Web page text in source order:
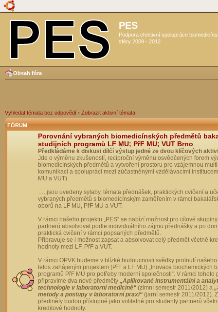
PES
Podpora efektivní spolupráce
sféry 2009 - 2012
Obsah fóra
Vyhledat témata bez odpovědí • Zobrazit aktivní témata
FÓRUM
Porovnání vybraných biomedicínských předmětů
studijních programů LF MU; PřF MU; VUT Brno
Předkládáme k diskusi dílčí výstup jedné ze dvou klíčových
Jde o výměnu zkušeností, reciproční výměnu osvědčených forem
biomedicínských předmětů a vytvoření prostoru pro vzájemnou
komunikaci a spolupráci mezi zúčastněnými vzdělávacími
MU a VUT).
…..jsou uvedeny sylaby, témata přednášek, praktických cvičení a
vybraných předmětů s biomedicínským zaměřením v rámci
oborů na LF MU, PřF MU a VUT.
V rámci našeho projektu „PES“ se nabízí možnost pro cílové
partnerů absolvovat podle individuálního zájmu přednášky a po
praktická cvičení v rámci popsaných předmětů.
Připravuje se i možnost zapsat a absolvovat celý předmět včetně
hodnoty mezi LF, PřF a VUT.
V rámci OPVK budeme v blízké budoucnosti svědky prolnutí
letos zahájeným projektem (PřF a LF MU) „Inovace biochemických
programů PřF MU pro potřeby moderní společnosti“. V rámci tohoto
připravíme dva nové předměty „Aplikované instrumentální a
technologie v laboratorní medicíně“ (zimní semestr 2011/2012) a
metody a postupy v laboratorní praxi“ (jarní semestr 2011/2012).
předměty budou přístupné jako volitelné pro studenty partnerů
kreditové hodnoty.